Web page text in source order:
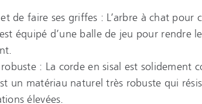
de faire ses griffes : L’arbre à chat pour
équipé d’une balle de jeu pour rendre
: La corde en sisal est solidement
un matériau naturel très robuste qui
élevées.